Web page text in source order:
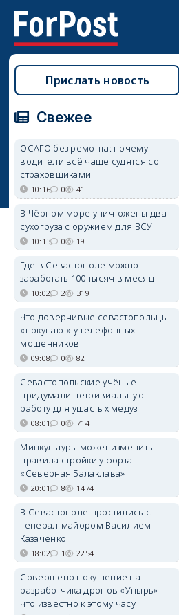
Прислать новость
Свежее
ОСАГО без ремонта: почему
водители всё чаще судятся со
страховщиками
10:16 0 41
В Чёрном море уничтожены два
сухогруза с оружием для ВСУ
10:13 0 19
Где в Севастополе можно
заработать 100 тысяч в месяц
10:02 2 319
Что доверчивые севастопольцы
«покупают» у телефонных
мошенников
09:08 0 82
Севастопольские учёные
придумали нетривиальную
работу для ушастых медуз
08:01 0 714
Минкультуры может изменить
правила стройки у форта
«Северная Балаклава»
20:01 8 1474
В Севастополе простились с
генерал-майором Василием
Казаченко
18:02 1 2254
Совершено покушение на
разработчика дронов «Упырь» —
что известно к этому часу